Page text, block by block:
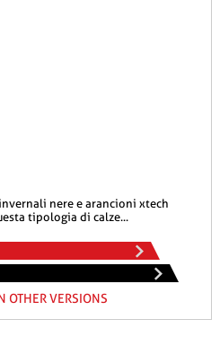
tipologia di calze...
OTHER VERSIONS